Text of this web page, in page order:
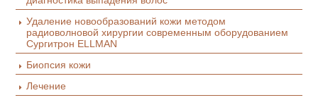
Удаление новообразований кожи методом
радиоволновой хирургии современным оборудованием
Сургитрон ELLMAN
Биопсия кожи
Лечение